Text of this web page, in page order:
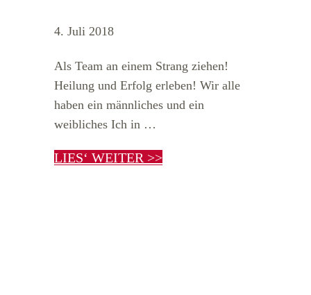
4. Juli 2018
Als Team an einem Strang ziehen!
Heilung und Erfolg erleben! Wir alle
haben ein männliches und ein
weibliches Ich in …
LIES‘ WEITER >>